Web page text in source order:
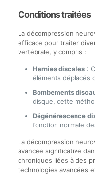
Conditions traitées
La décompression
efficace pour traiter
vertébrale, y compris :
Hernies discales:
éléments déplacés
Bombements
disque, cette
Dégénérescence
fonction normale
La décompression
avancée significative
chroniques liées à des
technologies avancées